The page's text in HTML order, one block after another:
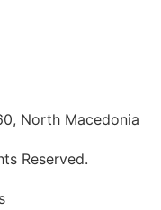
North Macedonia
Reserved.